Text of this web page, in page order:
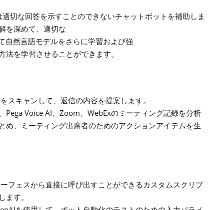
切な回答を示すことのできないチャットボットを補助しま
を深めて、適切な
自然言語モデルをさらに学習および強
を学習させることができます。
スキャンして、返信の内容を提案します。
Pega Voice AI Zoom WebExのミーティング記録を分析
、ミーティング出席者のためのアクションアイテムを生
フェスから直接に呼び出すことができるカスタムスクリプ
ます。